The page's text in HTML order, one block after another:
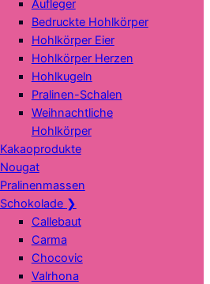
Aufleger
Bedruckte Hohlkörper
Hohlkörper Eier
Hohlkörper Herzen
Hohlkugeln
Pralinen-Schalen
Weihnachtliche
Hohlkörper
Kakaoprodukte
Nougat
Pralinenmassen
Schokolade ❯
Callebaut
Carma
Chocovic
Valrhona